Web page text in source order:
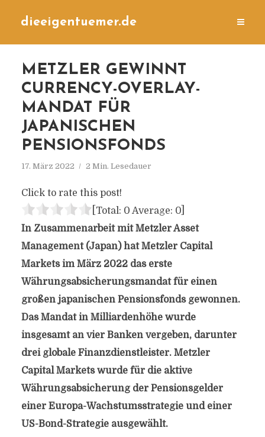
dieeigentuemer.de
METZLER GEWINNT
CURRENCY-OVERLAY-
MANDAT FÜR
JAPANISCHEN
PENSIONSFONDS
17. März 2022 2 Min. Lesedauer
Click to rate this post!
[Total: 0 Average: 0]
In Zusammenarbeit mit Metzler Asset
Management (Japan) hat Metzler Capital
Markets im März 2022 das erste
Währungsabsicherungsmandat für einen
großen japanischen Pensionsfonds gewonnen.
Das Mandat in Milliardenhöhe wurde
insgesamt an vier Banken vergeben, darunter
drei globale Finanzdienstleister. Metzler
Capital Markets wurde für die aktive
Währungsabsicherung der Pensionsgelder
einer Europa-Wachstumsstrategie und einer
US-Bond-Strategie ausgewählt.